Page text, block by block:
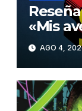
«Mis
AGO 4,